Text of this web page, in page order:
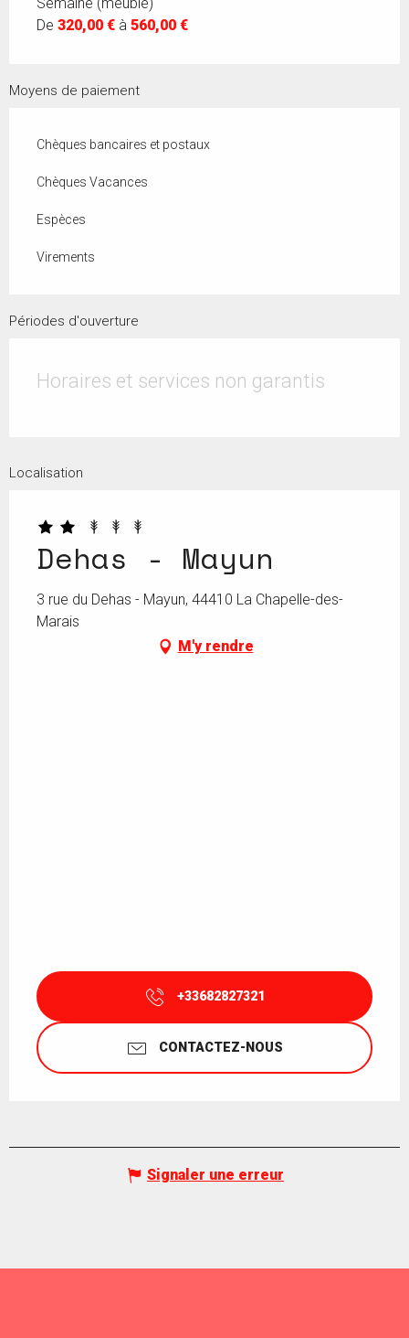
Semaine (meublé)
De 320,00 € à 560,00 €
Moyens de paiement
Chèques bancaires et postaux
Chèques Vacances
Espèces
Virements
Périodes d'ouverture
Horaires et services non garantis
Localisation
Dehas - Mayun
3 rue du Dehas - Mayun, 44410 La Chapelle-des-
Marais
M'y rendre
+33682827321
CONTACTEZ-NOUS
Signaler une erreur